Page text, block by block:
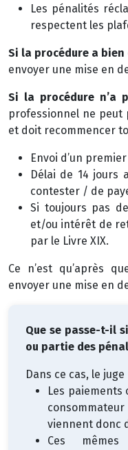
Les pénalités
respectent les
Si la procédure a
envoyer une mise en
Si la procédure n’a
professionnel ne peut
et doit recommencer
Envoi d’un
Délai de 14 jours
contester / de
Si toujours pas
et/ou intérêt de
par le Livre XIX.
Ce n’est qu’après
envoyer une mise en
Que se passe-t-il
ou partie des
Dans ce cas, le
Les
viennent donc
Ces